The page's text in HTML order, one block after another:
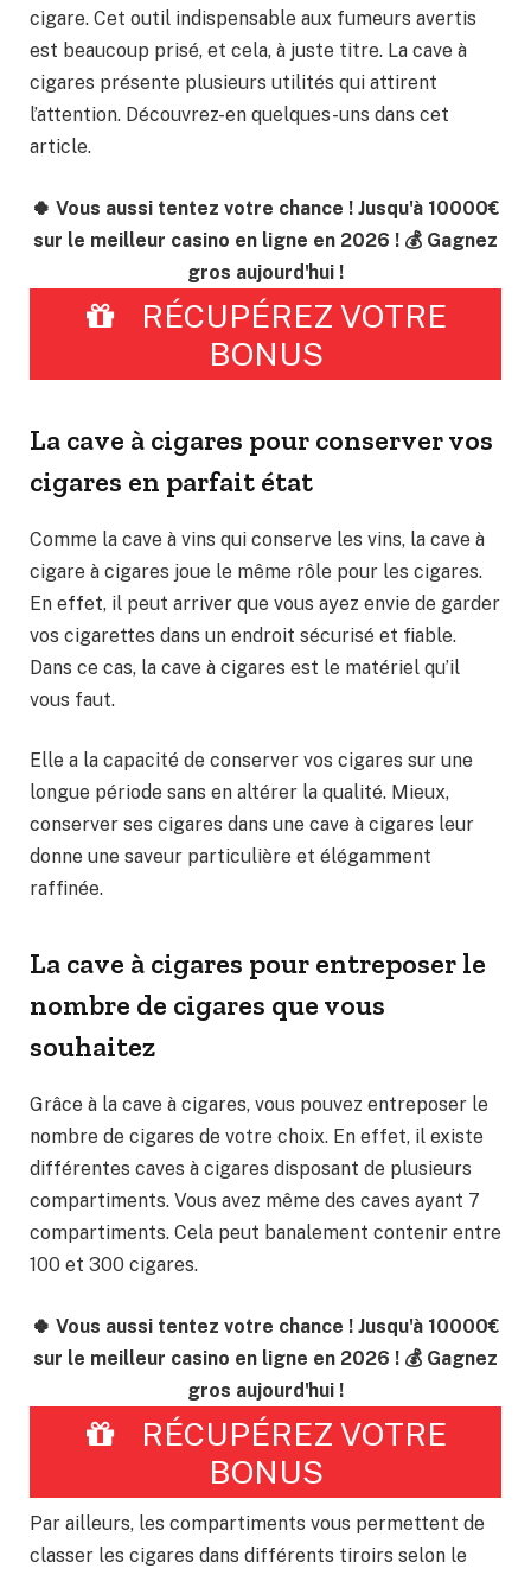
cigare. Cet outil indispensable aux fumeurs avertis
est beaucoup prisé, et cela, à juste titre. La cave à
cigares présente plusieurs utilités qui attirent
l’attention. Découvrez-en quelques-uns dans cet
article.
🍀 Vous aussi tentez votre chance ! Jusqu'à 10000€
sur le meilleur casino en ligne en 2026 ! 💰 Gagnez
gros aujourd'hui !
RÉCUPÉREZ VOTRE
BONUS
La cave à cigares pour conserver vos
cigares en parfait état
Comme la cave à vins qui conserve les vins, la cave à
cigare à cigares joue le même rôle pour les cigares.
En effet, il peut arriver que vous ayez envie de garder
vos cigarettes dans un endroit sécurisé et fiable.
Dans ce cas, la cave à cigares est le matériel qu’il
vous faut.
Elle a la capacité de conserver vos cigares sur une
longue période sans en altérer la qualité. Mieux,
conserver ses cigares dans une cave à cigares leur
donne une saveur particulière et élégamment
raffinée.
La cave à cigares pour entreposer le
nombre de cigares que vous
souhaitez
Grâce à la cave à cigares, vous pouvez entreposer le
nombre de cigares de votre choix. En effet, il existe
différentes caves à cigares disposant de plusieurs
compartiments. Vous avez même des caves ayant 7
compartiments. Cela peut banalement contenir entre
100 et 300 cigares.
🍀 Vous aussi tentez votre chance ! Jusqu'à 10000€
sur le meilleur casino en ligne en 2026 ! 💰 Gagnez
gros aujourd'hui !
RÉCUPÉREZ VOTRE
BONUS
Par ailleurs, les compartiments vous permettent de
classer les cigares dans différents tiroirs selon le